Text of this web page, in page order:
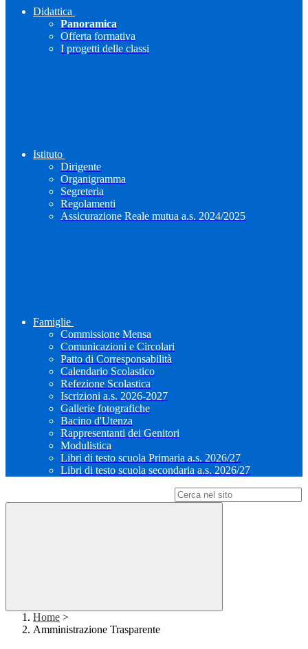
Didattica
Panoramica
Offerta formativa
I progetti delle classi
Istituto
Dirigente
Organigramma
Segreteria
Regolamenti
Assicurazione Reale mutua a.s. 2024/2025
Famiglie
Commissione Mensa
Comunicazioni e Circolari
Patto di Corresponsabilità
Calendario Scolastico
Refezione Scolastica
Iscrizioni a.s. 2026-2027
Gallerie fotografiche
Bacino d'Utenza
Rappresentanti dei Genitori
Modulistica
Libri di testo scuola Primaria a.s. 2026/27
Libri di testo scuola secondaria a.s. 2026/27
Home >
Amministrazione Trasparente